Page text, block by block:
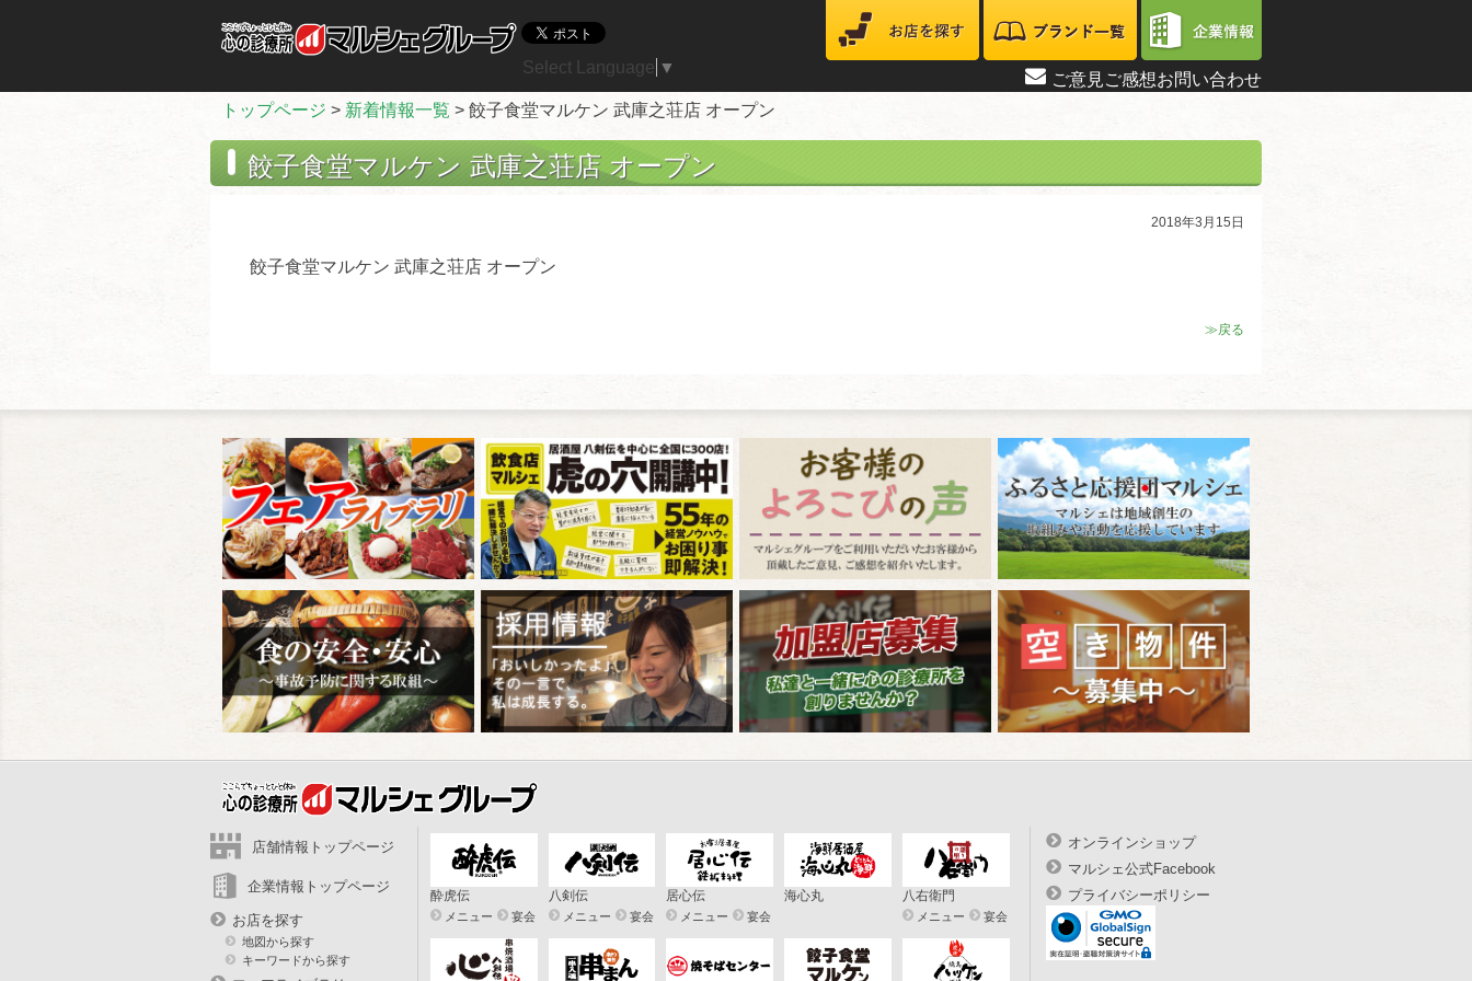
Select Language ▼
ご意見ご感想お問い合わせ
トップページ > 新着情報一覧 > 餃子食堂マルケン 武庫之荘店 オープン
餃子食堂マルケン 武庫之荘店 オープン
2018年3月15日
餃子食堂マルケン 武庫之荘店 オープン
≫戻る
店舗情報トップページ
企業情報トップページ
お店を探す
地図から探す
キーワードから探す
酔虎伝
メニュー 宴会
八剣伝
メニュー 宴会
居心伝
メニュー 宴会
海心丸 八右衛門
メニュー 宴会
オンラインショップ
マルシェ公式Facebook
プライバシーポリシー